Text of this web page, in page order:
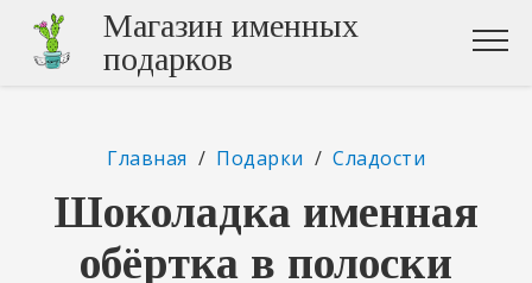
Магазин именных
подарков
Главная / Подарки / Сладости
Шоколадка именная
обёртка в полоски